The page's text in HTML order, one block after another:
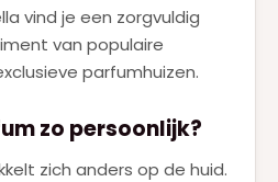
vind je een zorgvuldig
van populaire
parfumhuizen.
zo persoonlijk?
zich anders op de huid.